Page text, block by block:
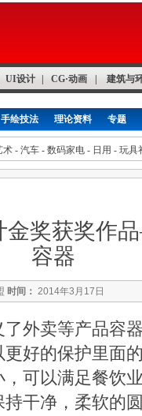
UI设计 CG·动画 建筑与
手绘技法 理论资料 专题
术 - 汽车 - 数码家电 - 日用 - 玩具
金奖获奖作
容器
时间： 2014年3月17日
外卖等产品容
好的保护里面
可以满足餐饮
干净，柔软的